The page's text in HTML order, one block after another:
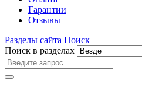
Гарантии
Отзывы
Разделы сайта Поиск
Поиск в разделах